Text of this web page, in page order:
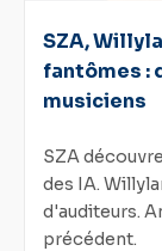
SZA,
fantômes :
musiciens
SZA
des IA.
d'auditeurs.
précédent.